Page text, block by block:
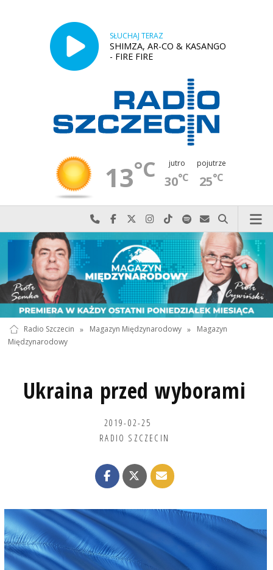
SŁUCHAJ TERAZ
SHIMZA, AR-CO & KASANGO
- FIRE FIRE
13°C jutro
30°C
pojutrze
25°C
Najlepiej po prostu do nas zadzwoń
Odwiedź nas na Facebook-u
Odwiedź nas na X
Odwiedź nas na Instagram-ie
Odwiedź nas na TikTok-u
Szukaj nas na Spotify
Wyślij do nas
Szukaj
Radio Szczecin » Magazyn Międzynarodowy »
Magazyn
Międzynarodowy
Ukraina przed wyborami
2019-02-25
RADIO SZCZECIN